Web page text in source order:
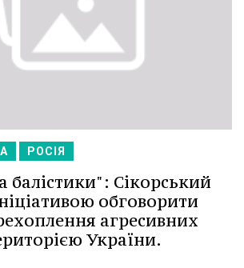
РОСІЯ
балістики": Сікорський
обговорити
агресивних
України.